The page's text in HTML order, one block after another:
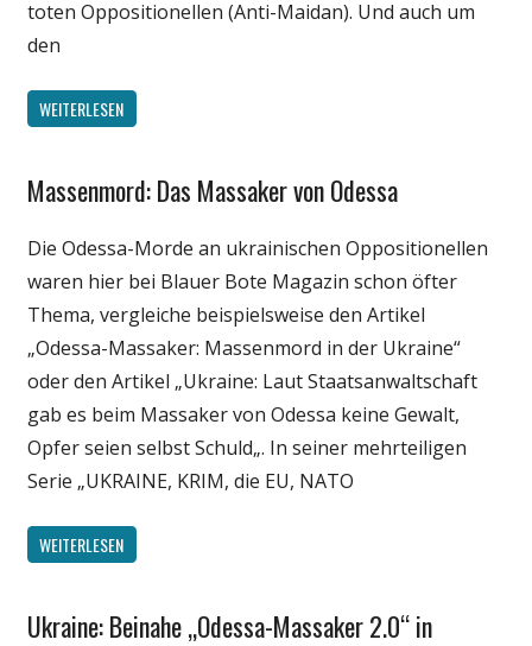
toten Oppositionellen (Anti-Maidan). Und auch um
den
WEITERLESEN
Gesellschaft
Politik
Webfundstück
Wissenschaft
Massenmord: Das Massaker von Odessa
Die Odessa-Morde an ukrainischen Oppositionellen
waren hier bei Blauer Bote Magazin schon öfter
Thema, vergleiche beispielsweise den Artikel
„Odessa-Massaker: Massenmord in der Ukraine“
oder den Artikel „Ukraine: Laut Staatsanwaltschaft
gab es beim Massaker von Odessa keine Gewalt,
Opfer seien selbst Schuld„. In seiner mehrteiligen
Serie „UKRAINE, KRIM, die EU, NATO
WEITERLESEN
Gesellschaft
Ukraine: Beinahe „Odessa-Massaker 2.0“ in